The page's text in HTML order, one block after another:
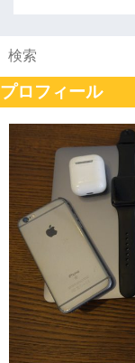
プロフィール